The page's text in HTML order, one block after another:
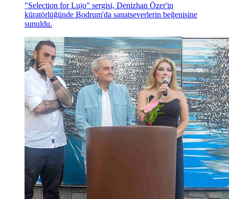
"Selection for Lujo" sergisi, Denizhan Özer'in
küratörlüğünde Bodrum'da sanatseverlerin beğenisine
sunuldu.